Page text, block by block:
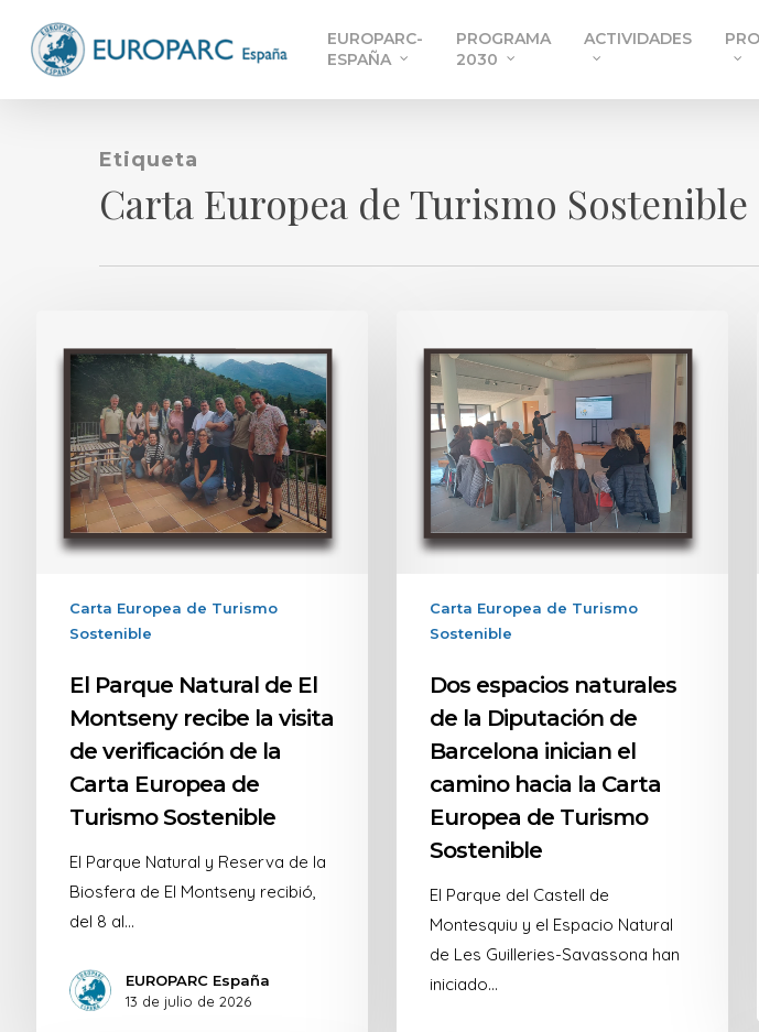
content
EUROPARC-
ESPAÑA
PROGRAMA
2030
ACTIVIDADES
Etiqueta
Carta Europea de Turismo Sostenible
Carta Europea de Turismo
Sostenible
El Parque Natural de El
Montseny recibe la visita
de verificación de la
Carta Europea de
Turismo Sostenible
El Parque Natural y Reserva de la
Biosfera de El Montseny recibió,
del 8 al…
EUROPARC España
13 de julio de 2026
Carta Europea de Turismo
Sostenible
Dos espacios naturales
de la Diputación de
Barcelona inician el
camino hacia la Carta
Europea de Turismo
Sostenible
El Parque del Castell de
Montesquiu y el Espacio Natural
de Les Guilleries-Savassona han
iniciado…